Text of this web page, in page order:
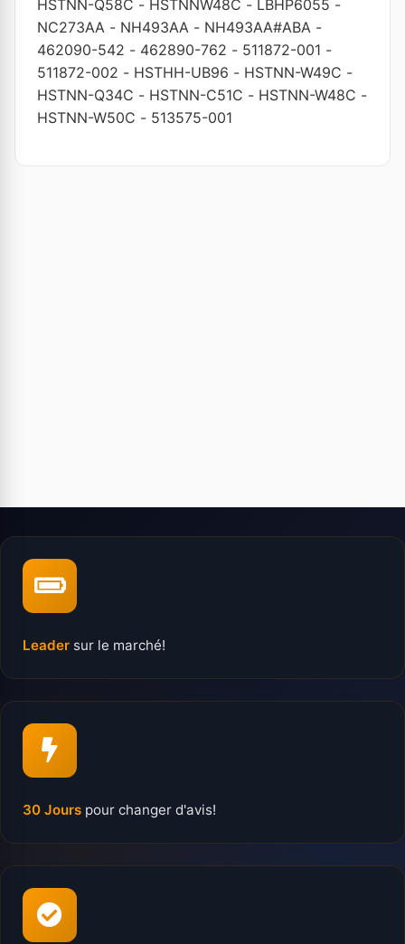
HSTNN-Q58C - HSTNNW48C - LBHP6055 -
NC273AA - NH493AA - NH493AA#ABA -
462090-542 - 462890-762 - 511872-001 -
511872-002 - HSTHH-UB96 - HSTNN-W49C -
HSTNN-Q34C - HSTNN-C51C - HSTNN-W48C -
HSTNN-W50C - 513575-001
Leader sur le marché!
30 Jours pour changer d'avis!